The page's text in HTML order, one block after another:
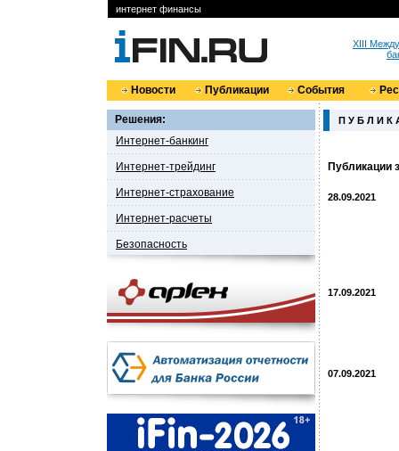
интернет финансы
XIII
Новости Публикации События
Решения:
Интернет-банкинг
Интернет-трейдинг
Интернет-страхование
Интернет-расчеты
Безопасность
П У Б Л И К
Публикации
28.09.2021
17.09.2021
07.09.2021